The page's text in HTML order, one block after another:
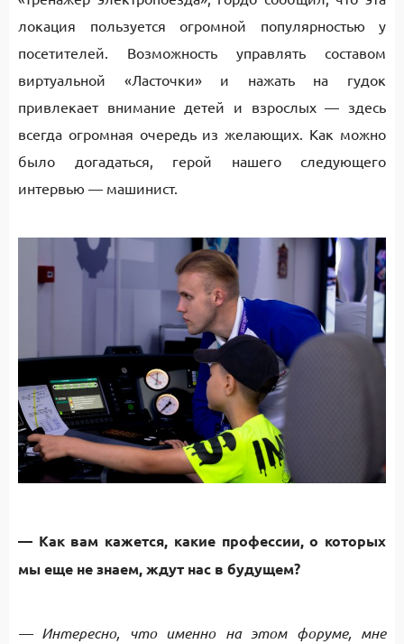
локация пользуется огромной популярностью у
посетителей. Возможность управлять составом
виртуальной «Ласточки» и нажать на гудок
привлекает внимание детей и взрослых — здесь
всегда огромная очередь из желающих. Как можно
было догадаться, герой нашего следующего
интервью — машинист.
— Как вам кажется, какие профессии, о которых
мы еще не знаем, ждут нас в будущем?
— Интересно, что именно на этом форуме, мне